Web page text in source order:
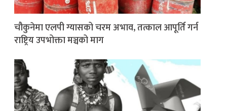
चौकुनेमा एलपी ग्यासको चरम अभाव, तत्काल आपूर्ति गर्न
राष्ट्रिय उपभोक्ता मञ्चको माग